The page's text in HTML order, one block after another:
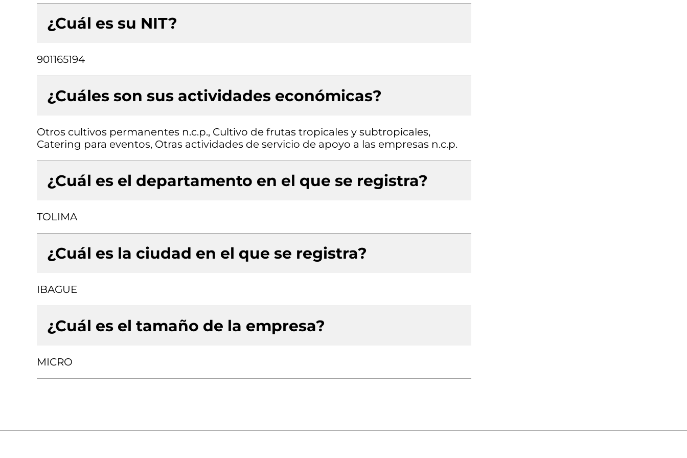
¿Cuál es su NIT?
901165194
¿Cuáles son sus actividades económicas?
Otros cultivos permanentes n.c.p., Cultivo de frutas tropicales y subtropicales,
Catering para eventos, Otras actividades de servicio de apoyo a las empresas n.c.p.
¿Cuál es el departamento en el que se registra?
TOLIMA
¿Cuál es la ciudad en el que se registra?
IBAGUE
¿Cuál es el tamaño de la empresa?
MICRO